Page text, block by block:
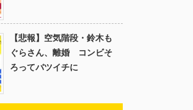
【悲報】空気階段・鈴木も
ぐらさん、離婚 コンビそ
ろってバツイチに